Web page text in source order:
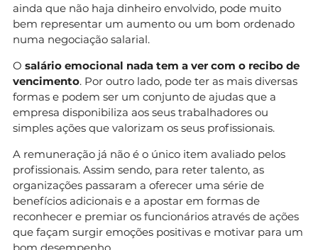
ainda que não haja dinheiro envolvido, pode muito
bem representar um aumento ou um bom ordenado
numa negociação salarial.
O salário emocional nada tem a ver com o recibo de
vencimento. Por outro lado, pode ter as mais diversas
formas e podem ser um conjunto de ajudas que a
empresa disponibiliza aos seus trabalhadores ou
simples ações que valorizam os seus profissionais.
A remuneração já não é o único item avaliado pelos
profissionais. Assim sendo, para reter talento, as
organizações passaram a oferecer uma série de
benefícios adicionais e a apostar em formas de
reconhecer e premiar os funcionários através de ações
que façam surgir emoções positivas e motivar para um
bom desempenho.